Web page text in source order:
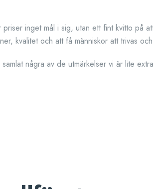
priser inget mål i sig, utan ett fint kvitto på
kvalitet och att få människor att trivas
några av de utmärkelser vi är lite